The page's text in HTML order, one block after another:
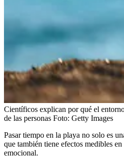
Científicos explican por qué el
de las personas Foto: Getty Images
Pasar tiempo en la playa no solo es
que también tiene efectos medibles
emocional.